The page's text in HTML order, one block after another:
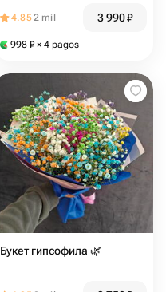
4.852 mil 3 990₽
998 ₽ × 4 pagos
Букет гипсофила 🌿